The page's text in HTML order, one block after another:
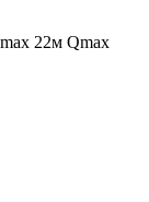
22м Qmax